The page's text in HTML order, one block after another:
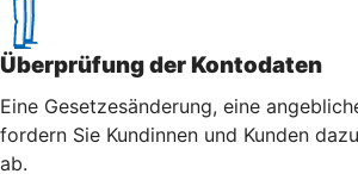
Überprüfung der Kontodaten
Eine Gesetzesänderung, eine
fordern Sie Kundinnen und Kunden
ab.